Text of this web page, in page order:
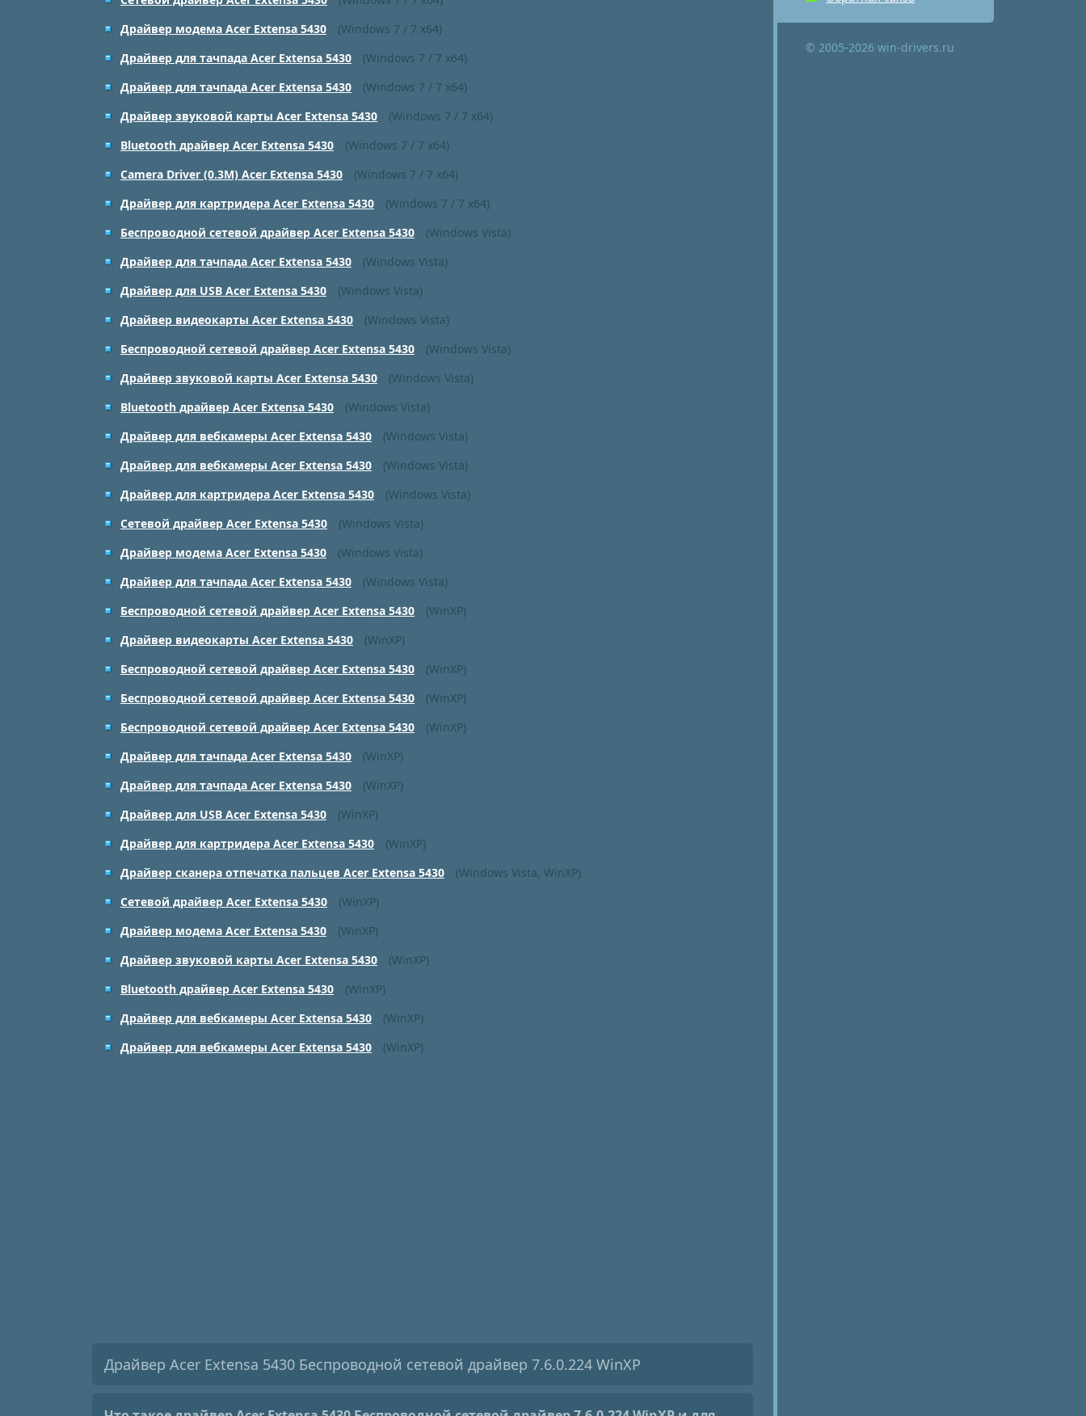
Драйвер модема Acer Extensa 5430
(Windows 7 / 7 x64)
Драйвер для тачпада Acer Extensa 5430
(Windows 7 / 7 x64)
Драйвер для тачпада Acer Extensa 5430
(Windows 7 / 7 x64)
Драйвер звуковой карты Acer Extensa 5430
(Windows 7 / 7 x64)
Bluetooth драйвер Acer Extensa 5430
(Windows 7 / 7 x64)
Camera Driver (0.3M) Acer Extensa 5430
(Windows 7 / 7 x64)
Драйвер для картридера Acer Extensa 5430
(Windows 7 / 7 x64)
Беспроводной сетевой драйвер Acer Extensa 5430
(Windows Vista)
Драйвер для тачпада Acer Extensa 5430
(Windows Vista)
Драйвер для USB Acer Extensa 5430
(Windows Vista)
Драйвер видеокарты Acer Extensa 5430
(Windows Vista)
Беспроводной сетевой драйвер Acer Extensa 5430
(Windows Vista)
Драйвер звуковой карты Acer Extensa 5430
(Windows Vista)
Bluetooth драйвер Acer Extensa 5430
(Windows Vista)
Драйвер для вебкамеры Acer Extensa 5430
(Windows Vista)
Драйвер для вебкамеры Acer Extensa 5430
(Windows Vista)
Драйвер для картридера Acer Extensa 5430
(Windows Vista)
Сетевой драйвер Acer Extensa 5430
(Windows Vista)
Драйвер модема Acer Extensa 5430
(Windows Vista)
Драйвер для тачпада Acer Extensa 5430
(Windows Vista)
Беспроводной сетевой драйвер Acer Extensa 5430
(WinXP)
Драйвер видеокарты Acer Extensa 5430
(WinXP)
Беспроводной сетевой драйвер Acer Extensa 5430
(WinXP)
Беспроводной сетевой драйвер Acer Extensa 5430
(WinXP)
Беспроводной сетевой драйвер Acer Extensa 5430
(WinXP)
Драйвер для тачпада Acer Extensa 5430
(WinXP)
Драйвер для тачпада Acer Extensa 5430
(WinXP)
Драйвер для USB Acer Extensa 5430
(WinXP)
Драйвер для картридера Acer Extensa 5430
(WinXP)
Драйвер сканера отпечатка пальцев Acer Extensa 5430
(Windows Vista, WinXP)
Сетевой драйвер Acer Extensa 5430
(WinXP)
Драйвер модема Acer Extensa 5430
(WinXP)
Драйвер звуковой карты Acer Extensa 5430
(WinXP)
Bluetooth драйвер Acer Extensa 5430
(WinXP)
Драйвер для вебкамеры Acer Extensa 5430
(WinXP)
Драйвер для вебкамеры Acer Extensa 5430
(WinXP)
Драйвер Acer Extensa 5430 Беспроводной сетевой драйвер 7.6.0.224 WinXP
© 2005-2026 win-drivers.ru